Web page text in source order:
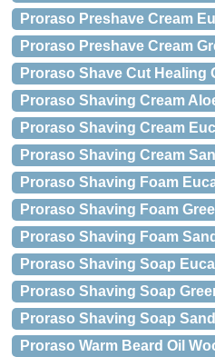
Proraso Preshave Cream
Proraso Preshave Cream
Proraso Shave Cut Healing
Proraso Shaving Cream
Proraso Shaving Cream
Proraso Shaving Cream
Proraso Shaving Foam
Proraso Shaving Foam
Proraso Shaving Foam
Proraso Shaving Soap
Proraso Shaving Soap
Proraso Shaving Soap
Proraso Warm Beard Oil